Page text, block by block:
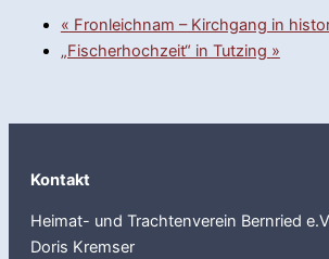
« Fronleichnam – Kirchgang in
„Fischerhochzeit“ in Tutzing »
Kontakt
Heimat- und Trachtenverein Bernried
Doris Kremser